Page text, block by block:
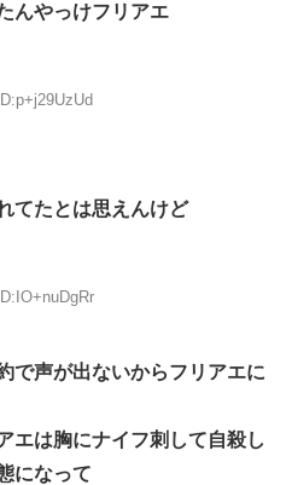
んやっけフリアエ
てたとは思えんけど
で声が出ないからフリアエに
エは胸にナイフ刺して自殺し
になって